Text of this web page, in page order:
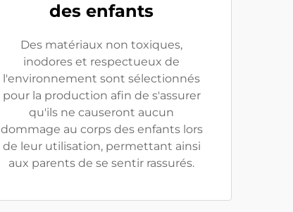
des enfants
Des matériaux non toxiques,
inodores et respectueux de
l'environnement sont sélectionnés
pour la production afin de s'assurer
qu'ils ne causeront aucun
dommage au corps des enfants lors
de leur utilisation, permettant ainsi
aux parents de se sentir rassurés.